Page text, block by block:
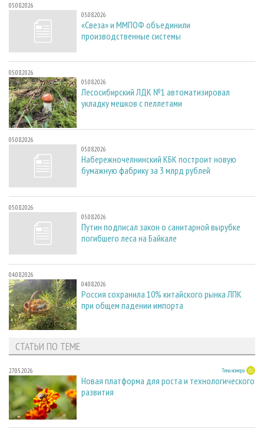
05.08.2026
05.08.2026
«Свеза» и ММПОФ объединили
производственные системы
05.08.2026
05.08.2026
Лесосибирский ЛДК №1 автоматизировал
укладку мешков с пеллетами
05.08.2026
05.08.2026
Набережночелнинский КБК построит новую
бумажную фабрику за 3 млрд рублей
05.08.2026
05.08.2026
Путин подписал закон о санитарной вырубке
погибшего леса на Байкале
04.08.2026
04.08.2026
Россия сохранила 10% китайского рынка ЛПК
при общем падении импорта
СТАТЬИ ПО ТЕМЕ
27.05.2026 Тема номера
Новая платформа для роста и технологического
развития